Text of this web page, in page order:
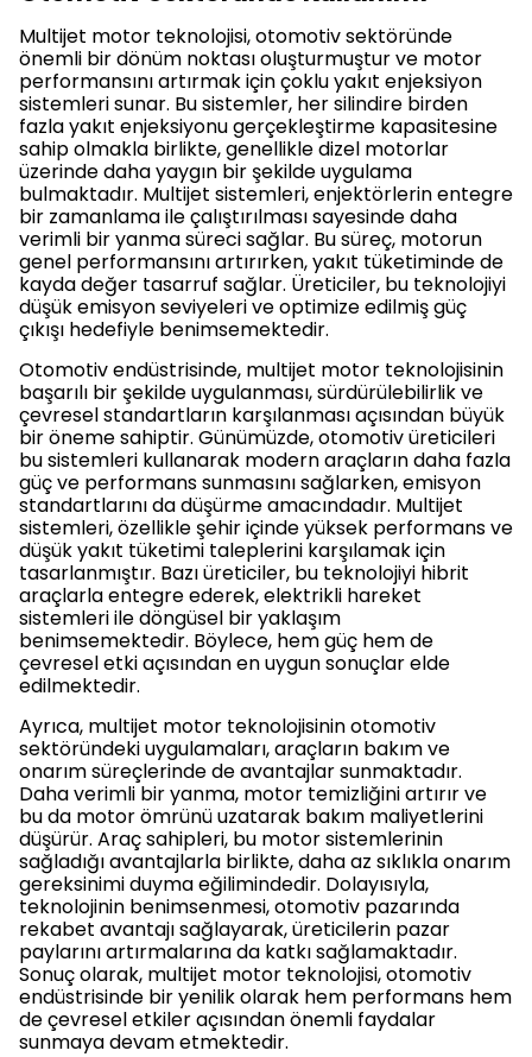
Multijet motor teknolojisi, otomotiv sektöründe
önemli bir dönüm noktası oluşturmuştur ve motor
performansını artırmak için çoklu yakıt enjeksiyon
sistemleri sunar. Bu sistemler, her silindire birden
fazla yakıt enjeksiyonu gerçekleştirme kapasitesine
sahip olmakla birlikte, genellikle dizel motorlar
üzerinde daha yaygın bir şekilde uygulama
bulmaktadır. Multijet sistemleri, enjektörlerin entegre
bir zamanlama ile çalıştırılması sayesinde daha
verimli bir yanma süreci sağlar. Bu süreç, motorun
genel performansını artırırken, yakıt tüketiminde de
kayda değer tasarruf sağlar. Üreticiler, bu teknolojiyi
düşük emisyon seviyeleri ve optimize edilmiş güç
çıkışı hedefiyle benimsemektedir.
Otomotiv endüstrisinde, multijet motor teknolojisinin
başarılı bir şekilde uygulanması, sürdürülebilirlik ve
çevresel standartların karşılanması açısından büyük
bir öneme sahiptir. Günümüzde, otomotiv üreticileri
bu sistemleri kullanarak modern araçların daha fazla
güç ve performans sunmasını sağlarken, emisyon
standartlarını da düşürme amacındadır. Multijet
sistemleri, özellikle şehir içinde yüksek performans ve
düşük yakıt tüketimi taleplerini karşılamak için
tasarlanmıştır. Bazı üreticiler, bu teknolojiyi hibrit
araçlarla entegre ederek, elektrikli hareket
sistemleri ile döngüsel bir yaklaşım
benimsemektedir. Böylece, hem güç hem de
çevresel etki açısından en uygun sonuçlar elde
edilmektedir.
Ayrıca, multijet motor teknolojisinin otomotiv
sektöründeki uygulamaları, araçların bakım ve
onarım süreçlerinde de avantajlar sunmaktadır.
Daha verimli bir yanma, motor temizliğini artırır ve
bu da motor ömrünü uzatarak bakım maliyetlerini
düşürür. Araç sahipleri, bu motor sistemlerinin
sağladığı avantajlarla birlikte, daha az sıklıkla onarım
gereksinimi duyma eğilimindedir. Dolayısıyla,
teknolojinin benimsenmesi, otomotiv pazarında
rekabet avantajı sağlayarak, üreticilerin pazar
paylarını artırmalarına da katkı sağlamaktadır.
Sonuç olarak, multijet motor teknolojisi, otomotiv
endüstrisinde bir yenilik olarak hem performans hem
de çevresel etkiler açısından önemli faydalar
sunmaya devam etmektedir.